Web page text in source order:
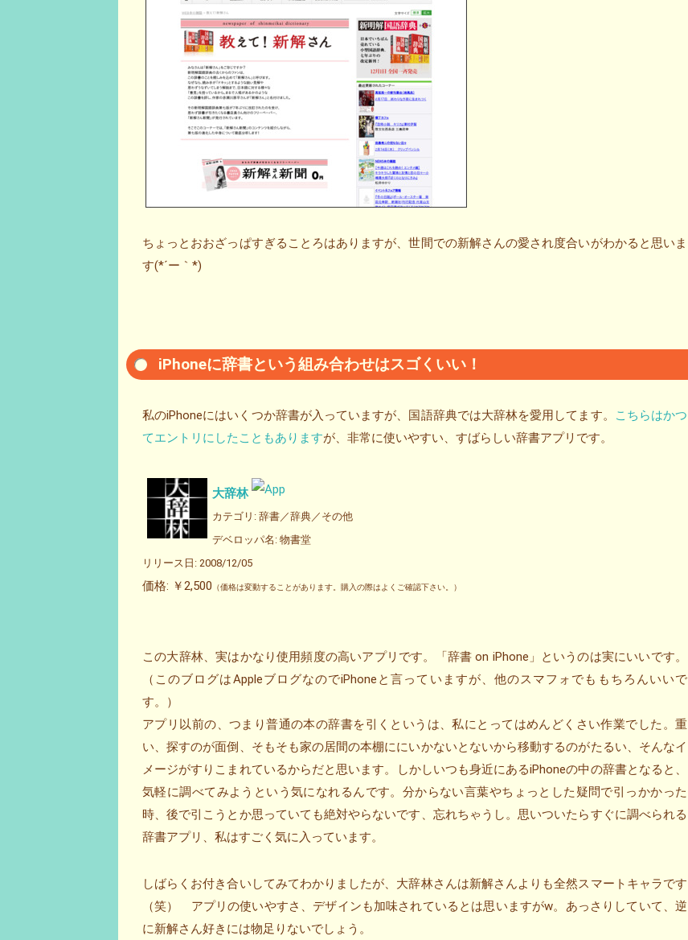
ちょっとおおざっぱすぎることろはありますが、世間での新解さんの愛され度合いがわかると思いま
す(*´ー｀*)
iPhoneに辞書という組み合わせはスゴくいい！
私のiPhoneにはいくつか辞書が入っていますが、国語辞典では大辞林を愛用してます。
こちらはかつ
てエントリにしたこともありますが、非常に使いやすい、すばらしい辞書アプリです。
大辞林
カテゴリ: 辞書／辞典／その他
デベロッパ名: 物書堂
リリース日: 2008/12/05
価格: ￥2,500 （価格は変動することがあります。購入の際はよくご確認下さい。）
この大辞林、実はかなり使用頻度の高いアプリです。「辞書 on iPhone」というのは実にいいです。
（このブログはAppleブログなのでiPhoneと言っていますが、他のスマフォでももちろんいいで
す。）
アプリ以前の、つまり普通の本の辞書を引くというは、私にとってはめんどくさい作業でした。重
い、探すのが面倒、そもそも家の居間の本棚ににいかないとないから移動するのがたるい、そんなイ
メージがすりこまれているからだと思います。しかしいつも身近にあるiPhoneの中の辞書となると、
気軽に調べてみようという気になれるんです。分からない言葉やちょっとした疑問で引っかかった
時、後で引こうとか思っていても絶対やらないです、忘れちゃうし。思いついたらすぐに調べられる
辞書アプリ、私はすごく気に入っています。
しばらくお付き合いしてみてわかりましたが、大辞林さんは新解さんよりも全然スマートキャラです
（笑） アプリの使いやすさ、デザインも加味されているとは思いますがw。あっさりしていて、逆
に新解さん好きには物足りないでしょう。